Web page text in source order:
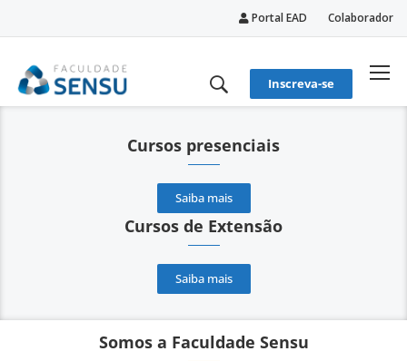
Portal EAD Colaborador
Inscreva-se
Cursos presenciais
Saiba mais
Cursos de Extensão
Saiba mais
Somos a Faculdade Sensu